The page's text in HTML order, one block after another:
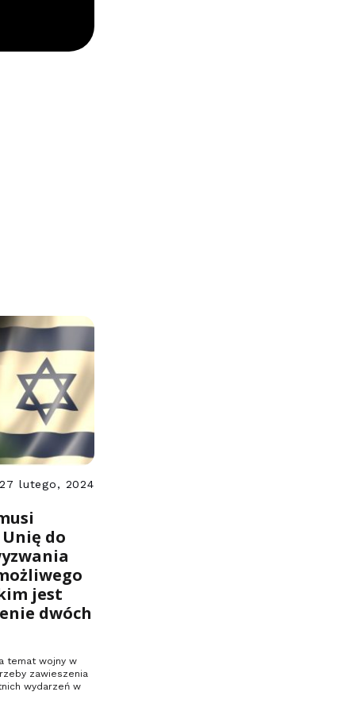
27 lutego, 2024
do
jest
dwóch
temat wojny w
zawieszenia
wydarzeń w